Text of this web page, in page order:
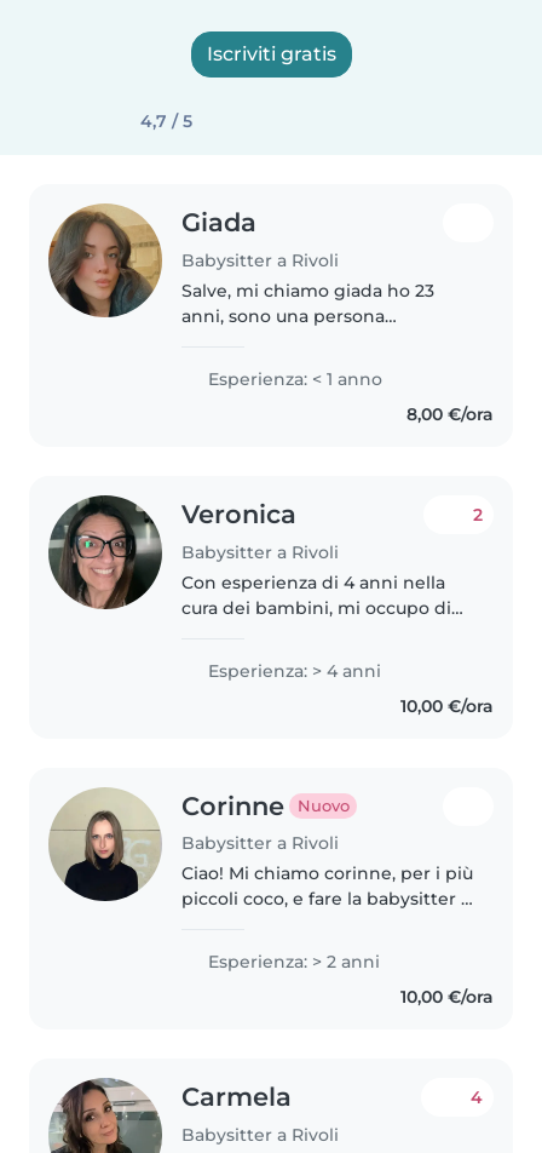
Iscriviti gratis
4,7 / 5
Giada
Babysitter a Rivoli
Salve, mi chiamo giada ho 23
anni, sono una persona
piacciono molto i bambini e mi
piace stare a contatto con loro.
Sono una studentessa al 3 anno
Esperienza: < 1 anno
8,00 €/ora
Veronica
Babysitter a Rivoli
2
Con esperienza di 4 anni nella
cura dei bambini, mi occupo di
paziente, responsabile e calmo/a,
e mi piace disegnare, leggere..
Esperienza: > 4 anni
10,00 €/ora
Corinne Nuovo
Babysitter a Rivoli
Ciao! Mi chiamo corinne, per i più
piccoli coco, e fare la babysitter è
con entusiasmo e responsabilità.
Amo stare con i bambini perché
Esperienza: > 2 anni
10,00 €/ora
Carmela
Babysitter a Rivoli
4